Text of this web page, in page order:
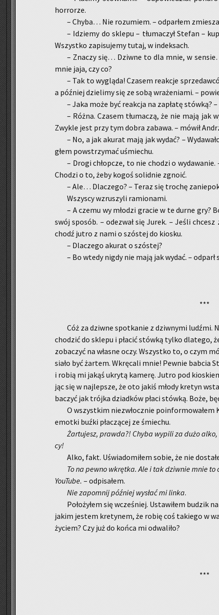
hor­ro­rze.
– Chyba… Nie ro­zu­miem. – od­par­łem
– Idzie­my do skle­pu – tłu­ma­czył Ste­fan –
Wszyst­ko za­pi­su­je­my tutaj, w in­dek­sach.
– Zna­czy się… Dziw­ne to dla mnie, w
mnie jaja, czy co?
– Tak to wy­glą­da! Cza­sem re­ak­cje
a póź­niej dzie­li­my się ze sobą wra­że­nia­mi. –
– Jaka może być re­ak­cja na za­pła­tę stów­ką?
– Różna. Cza­sem tłu­ma­czą, że nie mają jak
Zwy­kle jest przy tym dobra za­ba­wa. – mówił
– No, a jak aku­rat mają jak wydać? –
głem po­wstrzy­mać uśmie­chu.
– Drogi chłop­cze, to nie cho­dzi o
Cho­dzi o to, żeby kogoś so­lid­nie zgno­ić.
– Ale… Dla­cze­go? – Teraz się tro­chę
Wszy­scy wzru­szy­li ra­mio­na­mi.
– A czemu wy mło­dzi gra­cie w te durne gry?
swój spo­sób. – ode­zwał się Jurek. – Jeśli
chodź jutro z nami o szó­stej do kio­sku.
– Dla­cze­go aku­rat o szó­stej?
– Bo wtedy nigdy nie mają jak wydać. –
***
Cóż za dziw­ne spo­tka­nie z dziw­ny­mi ludź­mi.
cho­dzić do skle­pu i pła­cić stów­ką tylko dla­te­go,
zo­ba­czyć na wła­sne oczy. Wszyst­ko to, o czym
sia­ło być żar­tem. Wkrę­ca­li mnie! Pew­nie bab­cia
i robią mi jakąś ukry­tą ka­me­rę. Jutro pod
jąc się w naj­lep­sze, że oto jakiś młody kre­tyn
ba­czyć jak trój­ka dziad­ków płaci stów­ką. Boże,
O wszyst­kim nie­zwłocz­nie po­in­for­mo­wa­łem
emot­ki buźki pła­czą­cej ze śmie­chu.
Żar­tu­jesz, praw­da?! Chyba wy­pi­li za dużo
cy!
Alko, fakt. Uświa­do­mi­łem sobie, że nie
To na pewno wkręt­ka. Ale i tak dziw­nie mnie
YouTu­be. – od­pi­sa­łem.
Nie za­po­mnij póź­niej wy­słać mi linka.
Po­ło­ży­łem się wcze­śniej. Usta­wi­łem bu­dzik
jakim je­stem kre­ty­nem, że robię coś ta­kie­go w
ży­ciem? Czy już do końca mi od­wa­li­ło?
***